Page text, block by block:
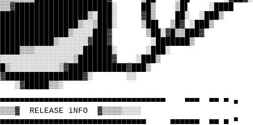
██▒    ▒█▌    ░████
▓█▒    ██░  ░███▒
▒██▌  ▒█▓ ░███▒
▒██░▓█▒▒███▓
░███████▒
░███░
░███▒
░░
░▓█████▒▒░
▀▀▀  ▀▀ ▀ ■
RELEASE iNFO  ▓▒▒▒▒░░░░
▄▄▄▄▄▄  ▄▄ ▄ ■